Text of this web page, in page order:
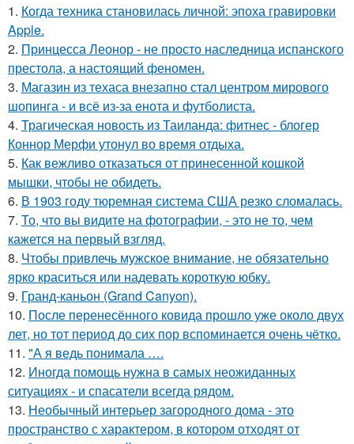
1. Когда техника становилась личной: эпоха гравировки
Apple.
2. Принцесса Леонор - не просто наследница испанского
престола, а настоящий феномен.
3. Магазин из техаса внезапно стал центром мирового
шопинга - и всё из-за енота и футболиста.
4. Трагическая новость из Таиланда: фитнес - блогер
Коннор Мерфи утонул во время отдыха.
5. Как вежливо отказаться от принесенной кошкой
мышки, чтобы не обидеть.
6. В 1903 году тюремная система США резко сломалась.
7. То, что вы видите на фотографии, - это не то, чем
кажется на первый взгляд.
8. Чтобы привлечь мужское внимание, не обязательно
ярко краситься или надевать короткую юбку.
9. Гранд-каньон (Grand Canyon).
10. После перенесённого ковида прошло уже около двух
лет, но тот период до сих пор вспоминается очень чётко.
11. "А я ведь понимала ….
12. Иногда помощь нужна в самых неожиданных
ситуациях - и спасатели всегда рядом.
13. Необычный интерьер загородного дома - это
пространство с характером, в котором отходят от